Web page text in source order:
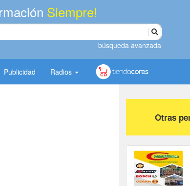
Siempre!
búsqueda avanzada
Publicidad Radios
Otras